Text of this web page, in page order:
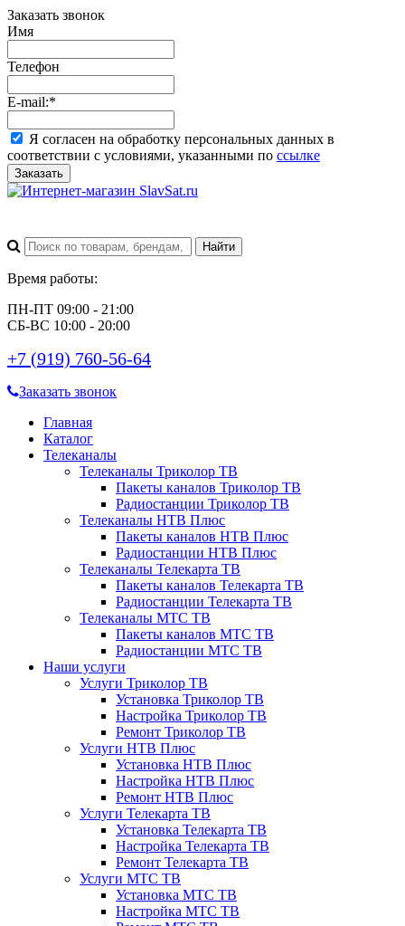
Заказать звонок
Имя
Телефон
E-mail:*
Я согласен на обработку персональных данных в
соответствии с условиями, указанными по ссылке
Заказать
Время работы:
ПН-ПТ 09:00 - 21:00
СБ-ВС 10:00 - 20:00
+7 (919) 760-56-64
Заказать звонок
Главная
Каталог
Телеканалы
Телеканалы Триколор ТВ
Пакеты каналов Триколор ТВ
Радиостанции Триколор ТВ
Телеканалы НТВ Плюс
Пакеты каналов НТВ Плюс
Радиостанции НТВ Плюс
Телеканалы Телекарта ТВ
Пакеты каналов Телекарта ТВ
Радиостанции Телекарта ТВ
Телеканалы МТС ТВ
Пакеты каналов МТС ТВ
Радиостанции МТС ТВ
Наши услуги
Услуги Триколор ТВ
Установка Триколор ТВ
Настройка Триколор ТВ
Ремонт Триколор ТВ
Услуги НТВ Плюс
Установка НТВ Плюс
Настройка НТВ Плюс
Ремонт НТВ Плюс
Услуги Телекарта ТВ
Установка Телекарта ТВ
Настройка Телекарта ТВ
Ремонт Телекарта ТВ
Услуги МТС ТВ
Установка МТС ТВ
Настройка МТС ТВ